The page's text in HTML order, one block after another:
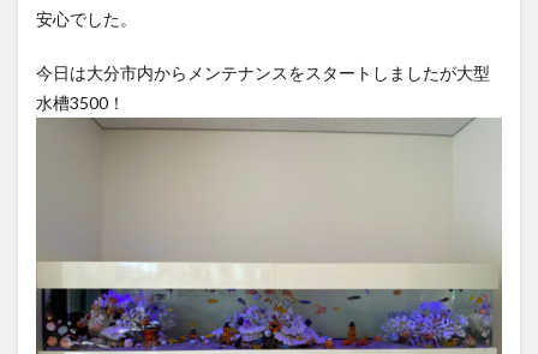
安心でした。
今日は大分市内からメンテナンスをスタートしましたが大型
水槽3500！